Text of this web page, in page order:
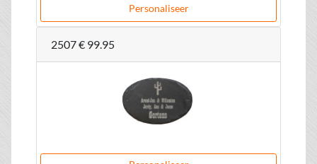
Personaliseer
2507€ 99.95